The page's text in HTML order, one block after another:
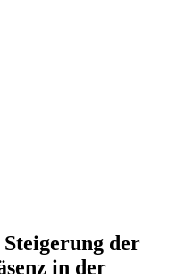
der
in der